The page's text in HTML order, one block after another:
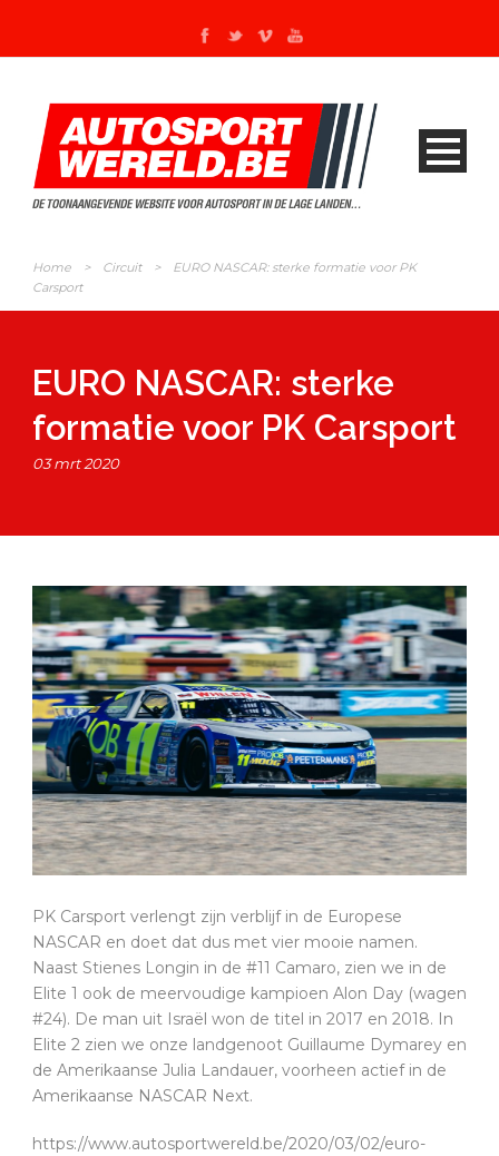
Home > Circuit >
EURO NASCAR: sterke formatie voor PK
Carsport
EURO NASCAR: sterke
formatie voor PK Carsport
03 mrt 2020
PK Carsport verlengt zijn verblijf in de Europese
NASCAR en doet dat dus met vier mooie namen.
Naast Stienes Longin in de #11 Camaro, zien we in de
Elite 1 ook de meervoudige kampioen Alon Day (wagen
#24). De man uit Israël won de titel in 2017 en 2018. In
Elite 2 zien we onze landgenoot Guillaume Dymarey en
de Amerikaanse Julia Landauer, voorheen actief in de
Amerikaanse NASCAR Next.
https://www.autosportwereld.be/2020/03/02/euro-